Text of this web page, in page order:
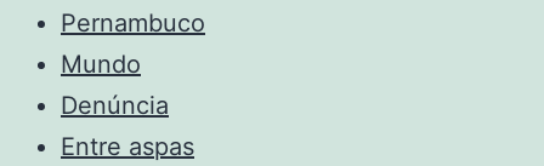
Pernambuco
Mundo
Denúncia
Entre aspas